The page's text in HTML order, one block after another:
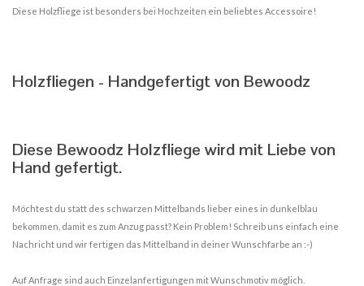
Diese Holzfliege ist besonders bei Hochzeiten ein beliebtes Accessoire!
Holzfliegen - Handgefertigt von Bewoodz
Diese Bewoodz Holzfliege wird mit Liebe von
Hand gefertigt.
Möchtest du statt des schwarzen Mittelbands lieber eines in dunkelblau
bekommen, damit es zum Anzug passt? Kein Problem! Schreib uns einfach eine
Nachricht und wir fertigen das Mittelband in deiner Wunschfarbe an :-)
Auf Anfrage sind auch Einzelanfertigungen mit Wunschmotiv möglich.